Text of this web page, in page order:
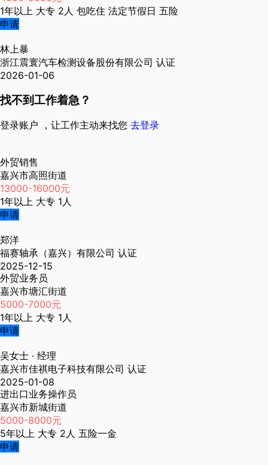
1年以上 大专 2人 包吃住 法定节假日 五险
申请
林上暴
浙江震寰汽车检测设备股份有限公司 认证
2026-01-06
找不到工作着急？
登录账户 ，让工作主动来找您 去登录
外贸销售
嘉兴市高照街道
13000-16000元
1年以上 大专 1人
申请
郑洋
福赛轴承（嘉兴）有限公司 认证
2025-12-15
外贸业务员
嘉兴市塘汇街道
5000-7000元
1年以上 大专 1人
申请
吴女士 · 经理
嘉兴市佳祺电子科技有限公司 认证
2025-01-08
进出口业务操作员
嘉兴市新城街道
5000-8000元
5年以上 大专 2人 五险一金
申请